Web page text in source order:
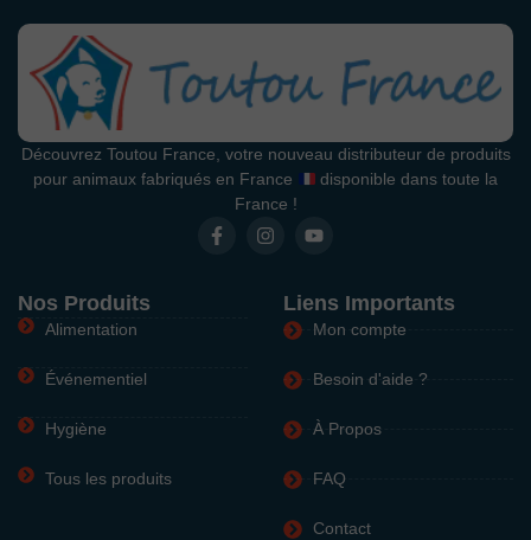
Découvrez Toutou France, votre nouveau distributeur de produits
pour animaux fabriqués en France
disponible dans toute la
France !
Nos Produits
Alimentation
Événementiel
Hygiène
Tous les produits
Liens Importants
Mon compte
Besoin d'aide ?
À Propos
FAQ
Contact